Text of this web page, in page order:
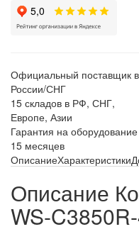
Официальный поставщик в
России/СНГ
15 складов в РФ, СНГ,
Европе, Азии
Гарантия на оборудование
15 месяцев
ОписаниеХарактеристики
Описание
WS-